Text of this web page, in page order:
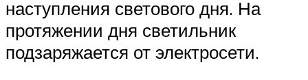
наступления светового дня. На
протяжении дня светильник
подзаряжается от электросети.